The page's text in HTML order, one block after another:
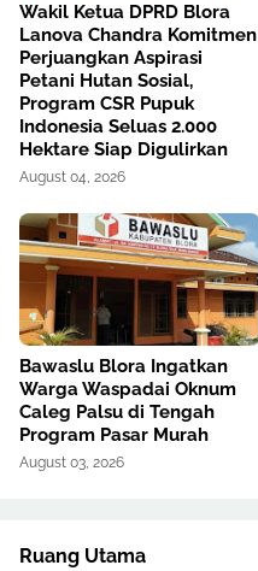
Wakil Ketua DPRD Blora
Lanova Chandra Komitmen
Perjuangkan Aspirasi
Petani Hutan Sosial,
Program CSR Pupuk
Indonesia Seluas 2.000
Hektare Siap Digulirkan
August 04, 2026
Bawaslu Blora Ingatkan
Warga Waspadai Oknum
Caleg Palsu di Tengah
Program Pasar Murah
August 03, 2026
Ruang Utama